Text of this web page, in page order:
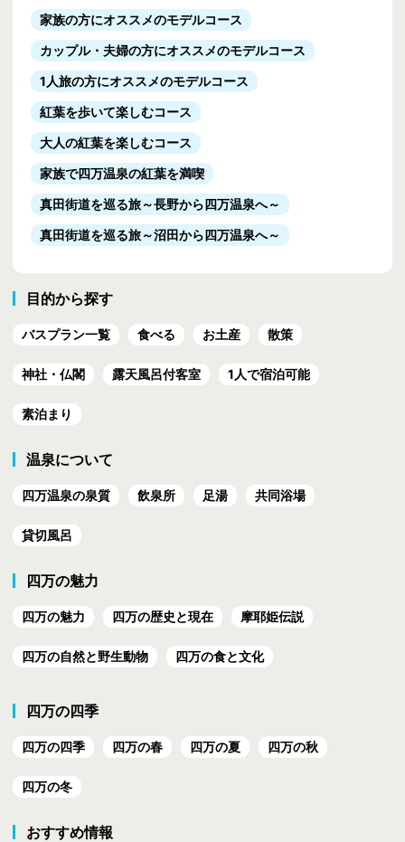
家族の方にオススメのモデルコース
カップル・夫婦の方にオススメのモデルコース
1人旅の方にオススメのモデルコース
紅葉を歩いて楽しむコース
大人の紅葉を楽しむコース
家族で四万温泉の紅葉を満喫
真田街道を巡る旅～長野から四万温泉へ～
真田街道を巡る旅～沼田から四万温泉へ～
目的から探す
バスプラン一覧 食べる お土産 散策
神社・仏閣 露天風呂付客室 1人で宿泊可能
素泊まり
温泉について
四万温泉の泉質 飲泉所 足湯 共同浴場
貸切風呂
四万の魅力
四万の魅力 四万の歴史と現在 摩耶姫伝説
四万の自然と野生動物 四万の食と文化
四万の四季
四万の四季 四万の春 四万の夏 四万の秋
四万の冬
おすすめ情報